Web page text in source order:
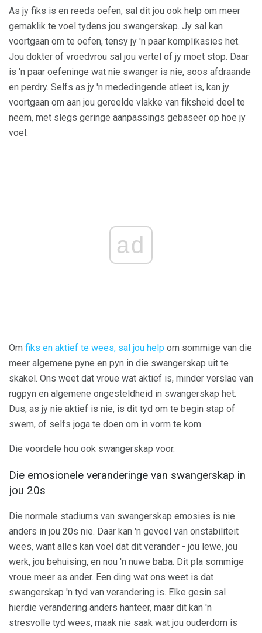
As jy fiks is en reeds oefen, sal dit jou ook help om meer
gemaklik te voel tydens jou swangerskap. Jy sal kan
voortgaan om te oefen, tensy jy 'n paar komplikasies het.
Jou dokter of vroedvrou sal jou vertel of jy moet stop. Daar
is 'n paar oefeninge wat nie swanger is nie, soos afdraande
en perdry. Selfs as jy 'n mededingende atleet is, kan jy
voortgaan om aan jou gereelde vlakke van fiksheid deel te
neem, met slegs geringe aanpassings gebaseer op hoe jy
voel.
ad
Om fiks en aktief te wees, sal jou help om sommige van die
meer algemene pyne en pyn in die swangerskap uit te
skakel. Ons weet dat vroue wat aktief is, minder verslae van
rugpyn en algemene ongesteldheid in swangerskap het.
Dus, as jy nie aktief is nie, is dit tyd om te begin stap of
swem, of selfs joga te doen om in vorm te kom.
Die voordele hou ook swangerskap voor.
Die emosionele veranderinge van swangerskap in
jou 20s
Die normale stadiums van swangerskap emosies is nie
anders in jou 20s nie. Daar kan 'n gevoel van onstabiliteit
wees, want alles kan voel dat dit verander - jou lewe, jou
werk, jou behuising, en nou 'n nuwe baba. Dit pla sommige
vroue meer as ander. Een ding wat ons weet is dat
swangerskap 'n tyd van verandering is. Elke gesin sal
hierdie verandering anders hanteer, maar dit kan 'n
stresvolle tyd wees, maak nie saak wat jou ouderdom is